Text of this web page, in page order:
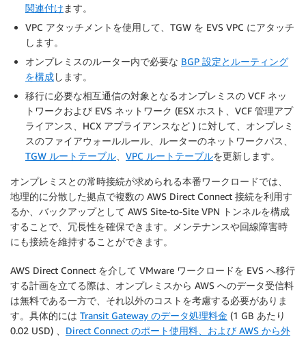
関連付け ます。
VPC アタッチメントを使用して、TGW を EVS VPC にアタッチ
します。
オンプレミスのルーター内で必要な BGP 設定とルーティング
を構成します。
移行に必要な相互通信の対象となるオンプレミスの VCF ネッ
トワークおよび EVS ネットワーク (ESX ホスト、VCF 管理アプ
ライアンス、HCX アプライアンスなど ) に対して、オンプレミ
スのファイアウォールルール、ルーターのネットワークパス、
TGW ルートテーブル
VPC ルートテーブルを更新します。
オンプレミスとの常時接続が求められる本番ワークロードでは、
地理的に分散した拠点で複数の AWS Direct Connect 接続を利用す
るか、バックアップとして AWS Site-to-Site VPN トンネルを構成
することで、冗長性を確保できます。メンテナンスや回線障害時
にも接続を維持することができます。
AWS Direct Connect を介して VMware ワークロードを EVS へ移行
する計画を立てる際は、オンプレミスから AWS へのデータ受信料
は無料である一方で、それ以外のコストを考慮する必要がありま
す。具体的には Transit Gateway のデータ処理料金 (1 GB あたり
0.02 USD) 、 Direct Connect のポート使用料、および AWS から外